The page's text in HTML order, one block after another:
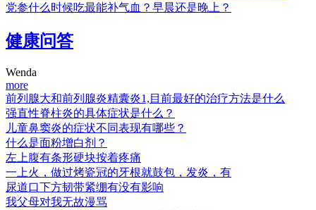
党参什么时候吃最能补气血？早晨还是晚上？
健康问答
Wenda
more
前列腺大和前列腺炎精囊炎1,目前最好的治疗方法是什么
强直性脊柱炎的具体症状是什么？
儿童鼻窦炎的症状不同表现有哪些？
什么是面粉增白剂？
左上腹有条形硬块按着疼痛
一上火，做过烤瓷冠的牙根就鼓包，发炎，有
尿道口下方韧带紧绷有没有影响
我父母对我无故漫骂